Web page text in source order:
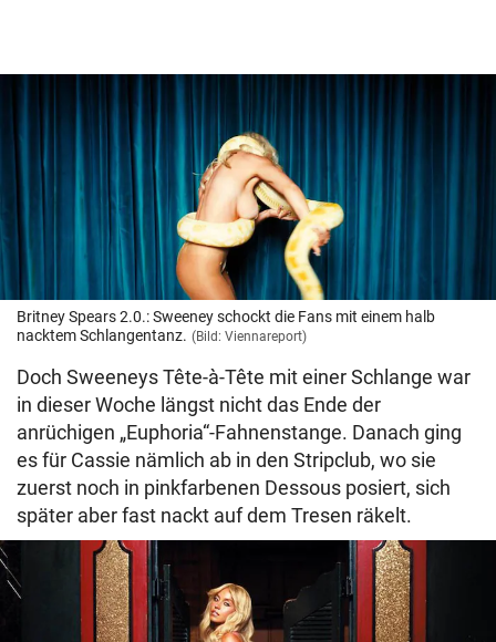
Britney Spears 2.0.: Sweeney schockt die Fans mit einem halb
nacktem Schlangentanz. (Bild: Viennareport)
Doch Sweeneys Tête-à-Tête mit einer Schlange war
in dieser Woche längst nicht das Ende der
anrüchigen „Euphoria“-Fahnenstange. Danach ging
es für Cassie nämlich ab in den Stripclub, wo sie
zuerst noch in pinkfarbenen Dessous posiert, sich
später aber fast nackt auf dem Tresen räkelt.